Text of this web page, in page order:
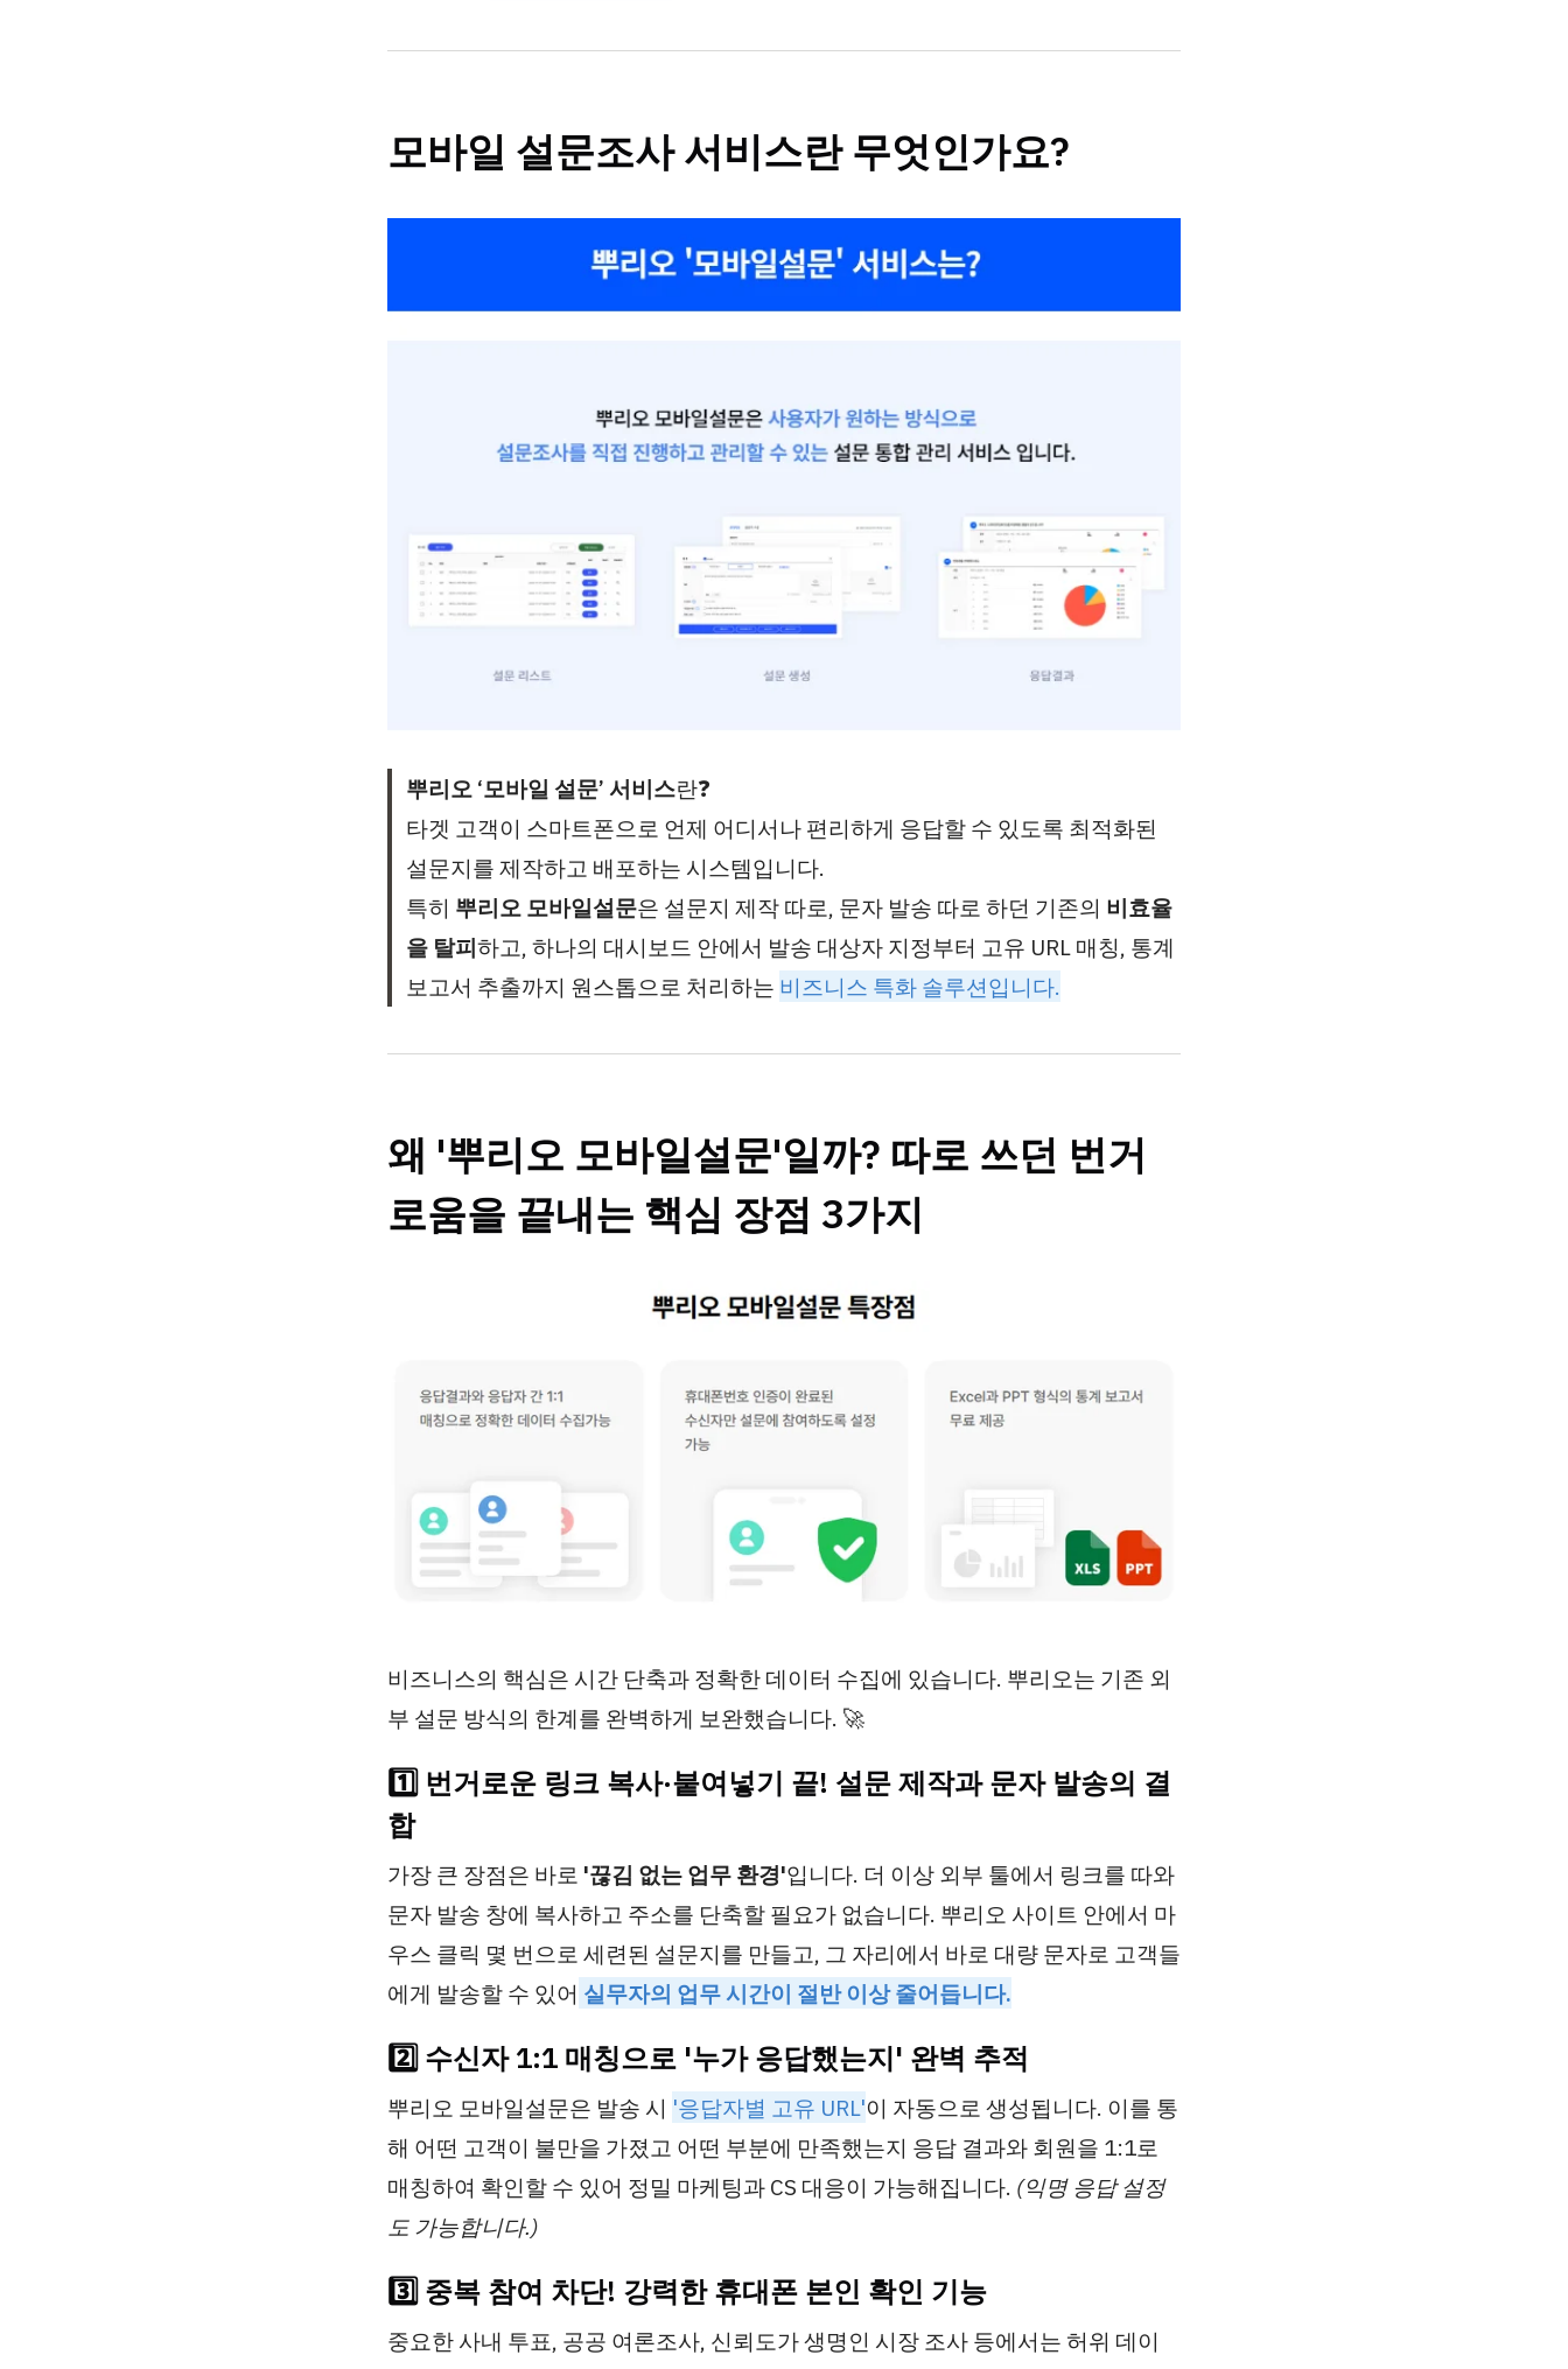
모바일 설문조사 서비스란 무엇인가요?
뿌리오 ‘모바일 설문’ 서비스란❓
타겟 고객이 스마트폰으로 언제 어디서나 편리하게 응답할 수 있도록 최적화된
설문지를 제작하고 배포하는 시스템입니다.
특히 뿌리오 모바일설문은 설문지 제작 따로, 문자 발송 따로 하던 기존의 비효율
을 탈피하고, 하나의 대시보드 안에서 발송 대상자 지정부터 고유 URL 매칭, 통계
보고서 추출까지 원스톱으로 처리하는 비즈니스 특화 솔루션입니다.
왜 '뿌리오 모바일설문'일까? 따로 쓰던 번거
로움을 끝내는 핵심 장점 3가지
비즈니스의 핵심은 시간 단축과 정확한 데이터 수집에 있습니다. 뿌리오는 기존 외
부 설문 방식의 한계를 완벽하게 보완했습니다. 🚀
1️⃣ 번거로운 링크 복사·붙여넣기 끝! 설문 제작과 문자 발송의 결
합
가장 큰 장점은 바로 '끊김 없는 업무 환경'입니다. 더 이상 외부 툴에서 링크를 따와
문자 발송 창에 복사하고 주소를 단축할 필요가 없습니다. 뿌리오 사이트 안에서 마
우스 클릭 몇 번으로 세련된 설문지를 만들고, 그 자리에서 바로 대량 문자로 고객들
에게 발송할 수 있어 실무자의 업무 시간이 절반 이상 줄어듭니다.
2️⃣ 수신자 1:1 매칭으로 '누가 응답했는지' 완벽 추적
뿌리오 모바일설문은 발송 시 '응답자별 고유 URL'이 자동으로 생성됩니다. 이를 통
해 어떤 고객이 불만을 가졌고 어떤 부분에 만족했는지 응답 결과와 회원을 1:1로
매칭하여 확인할 수 있어 정밀 마케팅과 CS 대응이 가능해집니다. (익명 응답 설정
도 가능합니다.)
3️⃣ 중복 참여 차단! 강력한 휴대폰 본인 확인 기능
중요한 사내 투표, 공공 여론조사, 신뢰도가 생명인 시장 조사 등에서는 허위 데이